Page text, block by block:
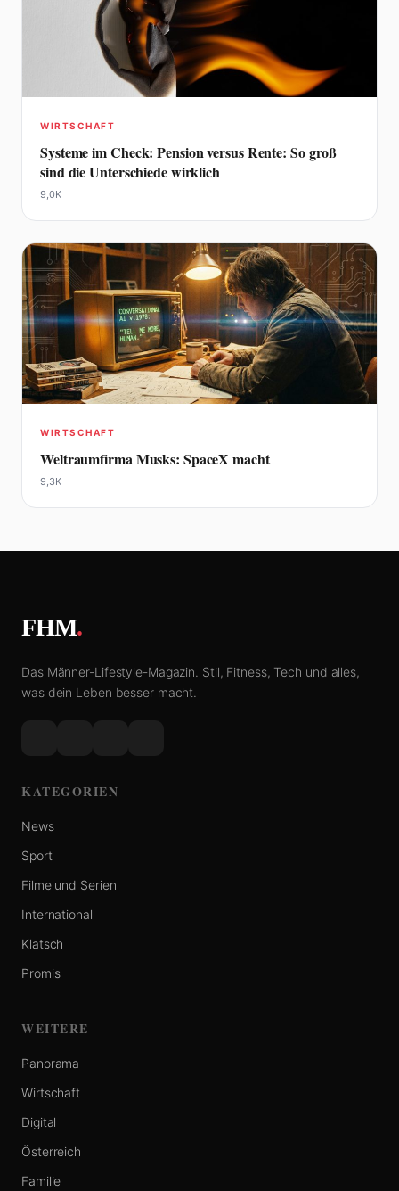
WIRTSCHAFT
Systeme im Check: Pension versus Rente: So groß
sind die Unterschiede wirklich
9,0K
WIRTSCHAFT
Weltraumfirma Musks: SpaceX macht
9,3K
FHM.
Das Männer-Lifestyle-Magazin. Stil, Fitness, Tech und alles,
was dein Leben besser macht.
KATEGORIEN
News
Sport
Filme und Serien
International
Klatsch
Promis
WEITERE
Panorama
Wirtschaft
Digital
Österreich
Familie